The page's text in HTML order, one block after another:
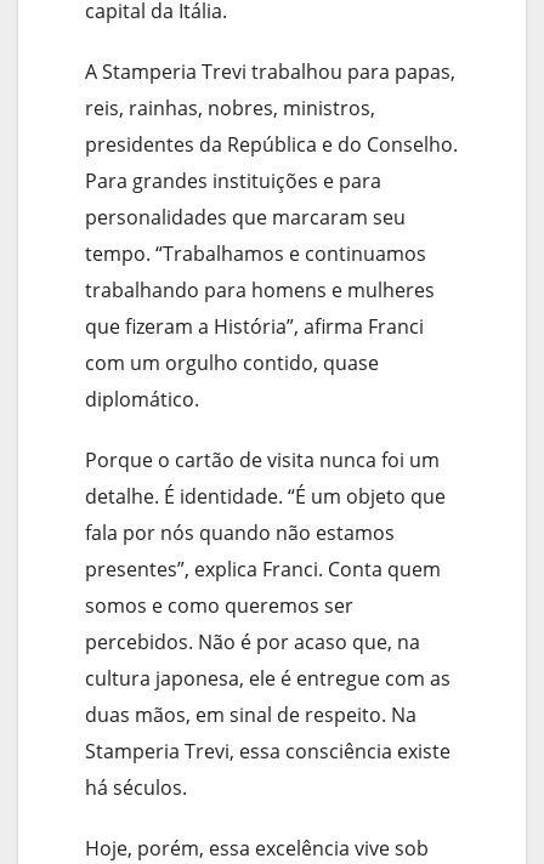
capital da Itália.
A Stamperia Trevi trabalhou para papas,
reis, rainhas, nobres, ministros,
presidentes da República e do Conselho.
Para grandes instituições e para
personalidades que marcaram seu
tempo. “Trabalhamos e continuamos
trabalhando para homens e mulheres
que fizeram a História”, afirma Franci
com um orgulho contido, quase
diplomático.
Porque o cartão de visita nunca foi um
detalhe. É identidade. “É um objeto que
fala por nós quando não estamos
presentes”, explica Franci. Conta quem
somos e como queremos ser
percebidos. Não é por acaso que, na
cultura japonesa, ele é entregue com as
duas mãos, em sinal de respeito. Na
Stamperia Trevi, essa consciência existe
há séculos.
Hoje, porém, essa excelência vive sob